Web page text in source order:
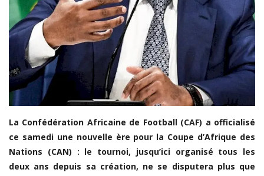
CAF
Lionnes Indomptables
Judo
Elite Football
Mercato
GSL
FEMMES & SPORT
Inside JOJ Dakar 2026
La Confédération Africaine de Football (CAF) a officialisé
ce samedi une nouvelle ère pour la Coupe d’Afrique des
Nations (CAN) : le tournoi, jusqu’ici organisé tous les
deux ans depuis sa création, ne se disputera plus que